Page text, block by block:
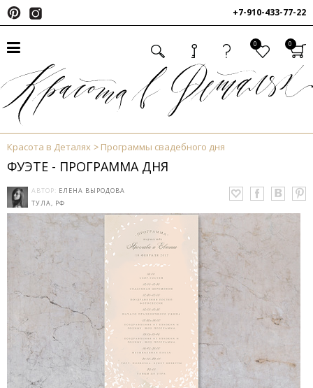
+7-910-433-77-22
0 0
Красота в Деталях Программы свадебного дня
ФУЭТЕ - ПРОГРАММА ДНЯ
АВТОР: ЕЛЕНА ВЫРОДОВА
ТУЛА, РФ